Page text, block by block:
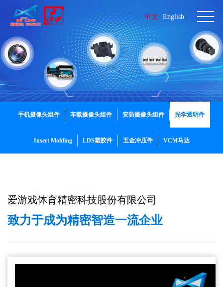
中文 English
手机摄像头组件 车载摄像头组件 安防摄像头组件 光学透明件
Insert Molding LDS塑胶件 五金冲压件 VCM马达
爱游戏体育精密科技股份有限公司
致力于成为精密智造一流企业